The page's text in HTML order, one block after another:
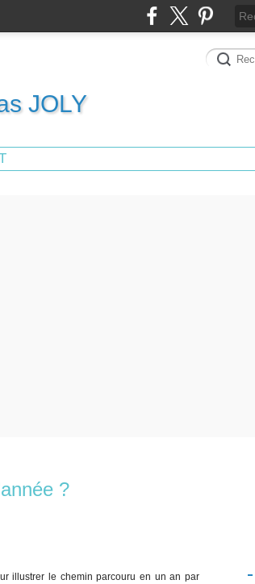
JOLY
?
illustrer le chemin parcouru en un an par